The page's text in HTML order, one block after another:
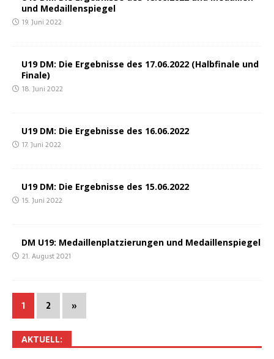
und Medaillenspiegel
19. Juni 2022
U19 DM: Die Ergeb­nis­se des 17.06.2022 (Halb­fi­na­le und
Finale)
18. Juni 2022
U19 DM: Die Ergeb­nis­se des 16.06.2022
17. Juni 2022
U19 DM: Die Ergeb­nis­se des 15.06.2022
15. Juni 2022
DM U19: Medail­len­plat­zie­run­gen und Medaillenspiegel
21. August 2021
1 2 »
AKTU­ELL: